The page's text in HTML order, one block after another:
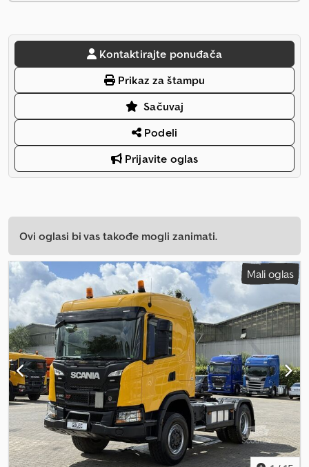
Kontaktirajte ponuđača
Prikaz za štampu
Sačuvaj
Podeli
Prijavite oglas
Ovi oglasi bi vas takođe mogli zanimati.
Mali oglas